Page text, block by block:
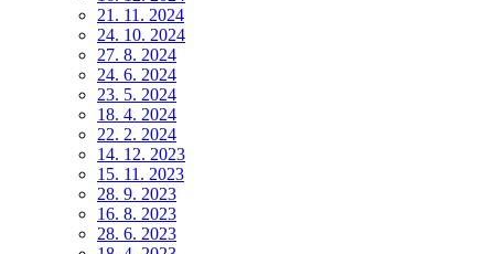
21. 11. 2024
24. 10. 2024
27. 8. 2024
24. 6. 2024
23. 5. 2024
18. 4. 2024
22. 2. 2024
14. 12. 2023
15. 11. 2023
28. 9. 2023
16. 8. 2023
28. 6. 2023